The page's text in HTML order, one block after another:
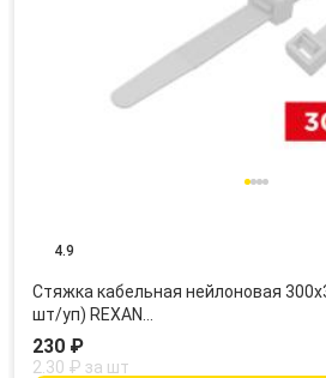
4.9
Стяжка кабельная нейлоновая
шт/уп) REXAN…
230 ₽
2.30 ₽ за шт